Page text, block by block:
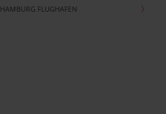
HAMBURG FLUGHAFEN